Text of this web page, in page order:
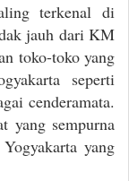
terkenal di
jauh dari KM
toko-toko yang
seperti
cenderamata.
yang sempurna
yang